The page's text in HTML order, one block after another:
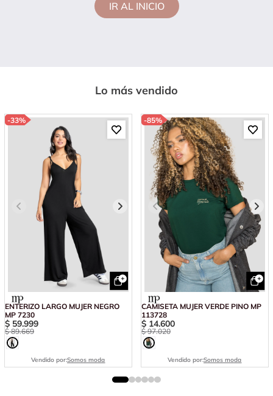
IR AL INICIO
Lo más vendido
-33%
ENTERIZO LARGO MUJER NEGRO
MP 7230
$ 59.999
$ 89.669
Vendido por:Somos moda
-85%
CAMISETA MUJER VERDE PINO MP
113728
$ 14.600
$ 97.020
Vendido por:Somos moda